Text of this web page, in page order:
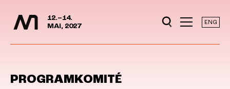
Hopp til hovedinnhold
12.–14.
MAI, 2027
ENG
PROGRAMKOMITÉ